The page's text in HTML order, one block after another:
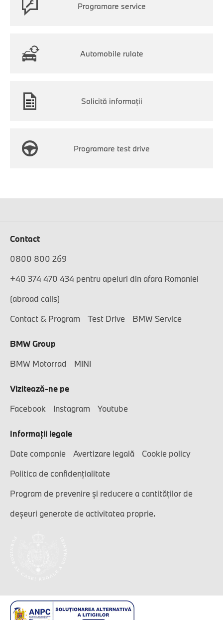
Programare service
Automobile rulate
Solicită informaţii
Programare test drive
Contact
0800 800 269
+40 374 470 434 pentru apeluri din afara Romaniei
(abroad calls)
Contact & Program
Test Drive BMW Service
BMW Group
BMW Motorrad
MINI
Vizitează-ne pe
Facebook
Instagram Youtube
Informaţii legale
Date companie
Avertizare legală
Cookie policy
Politica de confidențialitate
Program de prevenire și reducere a cantităților de
deșeuri generate de activitatea proprie.